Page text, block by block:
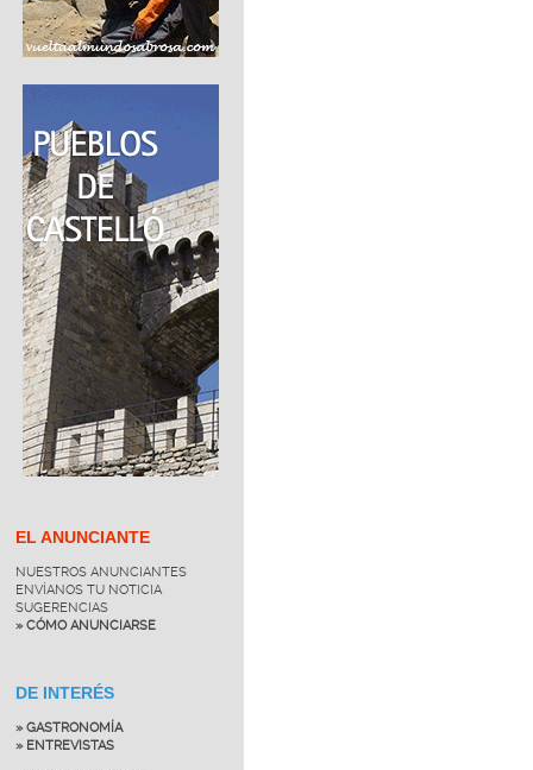
EL ANUNCIANTE
NUESTROS ANUNCIANTES
ENVÍANOS TU NOTICIA
SUGERENCIAS
» CÓMO ANUNCIARSE
DE INTERÉS
» GASTRONOMÍA
» ENTREVISTAS